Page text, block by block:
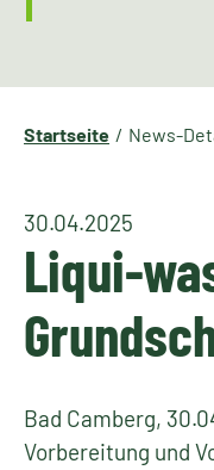
Startseite News-
30.04.2025
Liqui-
Bad Camberg,
Vorbereitung und